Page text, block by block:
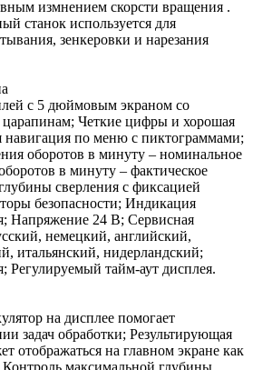
измнением скорсти вращения .
станок используется для
зенкеровки и нарезания
с 5 дюймовым экраном со
Четкие цифры и хорошая
навигация по меню с пиктограммами;
оборотов в минуту – номинальное
в минуту – фактическое
сверления с фиксацией
безопасности; Индикация
Напряжение 24 В; Сервисная
немецкий, английский,
итальянский, нидерландский;
Регулируемый тайм-аут дисплея.
на дисплее помогает
задач обработки; Результирующая
отображаться на главном экране как
максимальной глубины